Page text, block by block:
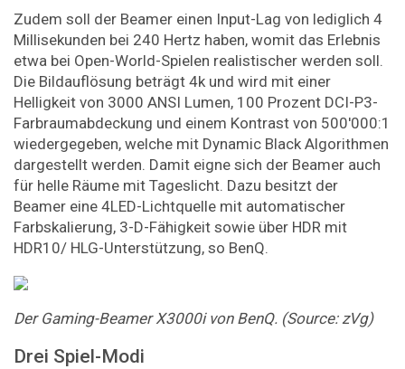
Zudem soll der Beamer einen Input-Lag von lediglich 4
Millisekunden bei 240 Hertz haben, womit das Erlebnis
etwa bei Open-World-Spielen realistischer werden soll.
Die Bildauflösung beträgt 4k und wird mit einer
Helligkeit von 3000 ANSI Lumen, 100 Prozent DCI-P3-
Farbraumabdeckung und einem Kontrast von 500'000:1
wiedergegeben, welche mit Dynamic Black Algorithmen
dargestellt werden. Damit eigne sich der Beamer auch
für helle Räume mit Tageslicht. Dazu besitzt der
Beamer eine 4LED-Lichtquelle mit automatischer
Farbskalierung, 3-D-Fähigkeit sowie über HDR mit
HDR10/ HLG-Unterstützung, so BenQ.
Der Gaming-Beamer X3000i von BenQ. (Source: zVg)
Drei Spiel-Modi